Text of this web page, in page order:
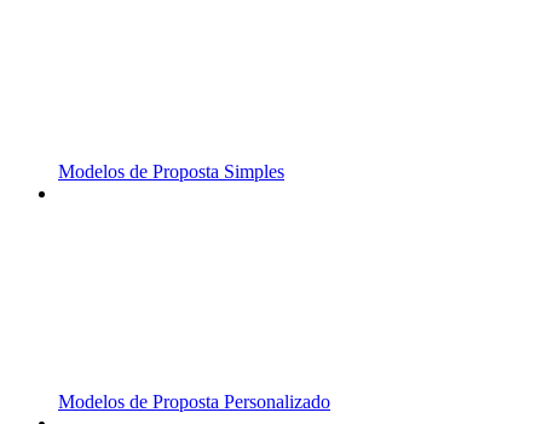
Modelos de Proposta Simples
Modelos de Proposta Personalizado